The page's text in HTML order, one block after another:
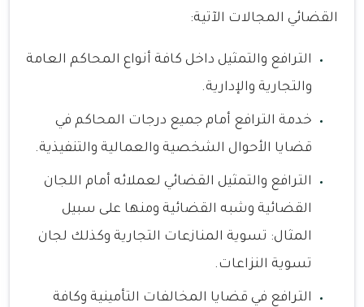
القضائي المجالات الآتية:
الترافع والتمثيل داخل كافة أنواع المحاكم العامة
والتجارية والإدارية.
خدمة الترافع أمام جميع درجات المحاكم في
قضايا الأحوال الشخصية والعمالية والتنفيذية.
الترافع والتمثيل القضائي لعملائه أمام اللجان
القضائية وشبه القضائية ومنها على سبيل
المثال: تسوية المنازعات التجارية وكذلك لجان
تسوية النزاعات.
الترافع في قضايا المخالفات التأمينية وكافة